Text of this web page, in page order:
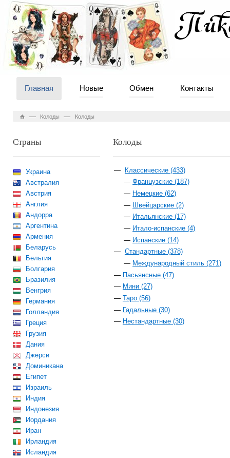
Главная Новые Обмен Контакты
— Колоды — Колоды
Страны
Украина
Австралия
Австрия
Англия
Андорра
Аргентина
Армения
Беларусь
Бельгия
Болгария
Бразилия
Венгрия
Германия
Голландия
Греция
Грузия
Дания
Джерси
Доминикана
Египет
Израиль
Индия
Индонезия
Иордания
Иран
Ирландия
Исландия
Колоды
Классические (433)
Французские (187)
Немецкие (62)
Швейцарские (2)
Итальянские (17)
Итало-испанские (4)
Испанские (14)
Стандартные (378)
Международный стиль (271)
Пасьянсные (47)
Мини (27)
Таро (56)
Гадальные (30)
Нестандартные (30)